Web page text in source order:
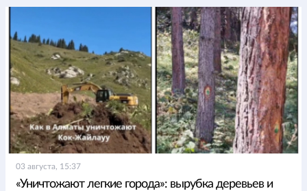
03 августа, 15:37
«Уничтожают легкие города»: вырубка деревьев и